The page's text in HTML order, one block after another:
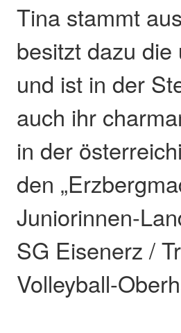
Tina stammt
besitzt dazu
und ist in der
auch ihr
in der
den
Juniorinnen-
SG Eisenerz /
Volleyball-